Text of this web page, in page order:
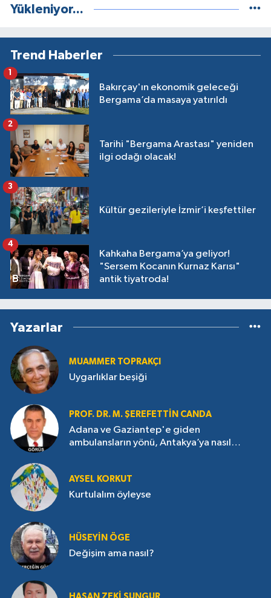
Yükleniyor...
Trend Haberler
Bakırçay'ın ekonomik geleceği
Bergama’da masaya yatırıldı
1
Tarihi "Bergama Arastası" yeniden
ilgi odağı olacak!
2
Kültür gezileriyle İzmir’i keşfettiler
3
Kahkaha Bergama’ya geliyor!
"Sersem Kocanın Kurnaz Karısı"
antik tiyatroda!
4
Yazarlar
MUAMMER TOPRAKÇI
Uygarlıklar beşiği
PROF. DR. M. ŞEREFETTIN CANDA
Adana ve Gaziantep'e giden
ambulansların yönü, Antakya’ya nasıl
AYSEL KORKUT
Kurtulalım öyleyse
HÜSEYIN ÖGE
Değişim ama nasıl?